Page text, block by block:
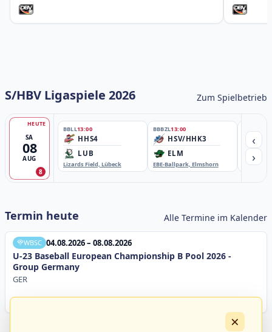
S/HBV Ligaspiele 2026 Zum Spielbetrieb
SA
08
AUG
HEUTE
8
BBLL13:00
HHS4
LUB
Lizards Field, Lübeck
BBBZL13:00
HSV/HHK3
ELM
EBE-Ballpark, Elmshorn
‹
›
Termin heute Alle Termine im Kalender
WBSC 04.08.2026 – 08.08.2026
U-23 Baseball European Championship B Pool 2026 -
Group Germany
GER
×